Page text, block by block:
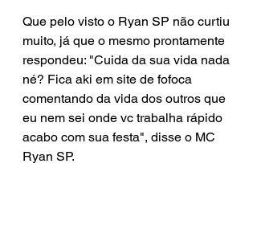
Que pelo visto o Ryan SP não curtiu
muito, já que o mesmo prontamente
respondeu: "Cuida da sua vida nada
né? Fica aki em site de fofoca
comentando da vida dos outros que
eu nem sei onde vc trabalha rápido
acabo com sua festa", disse o MC
Ryan SP.